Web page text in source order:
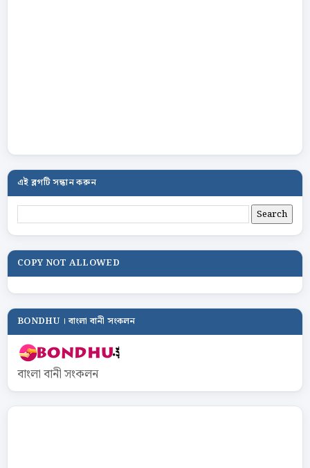
এই ব্লগটি সন্ধান করুন
COPY NOT ALLOWED
BONDHU । বাংলা বানী সংকলন
বাংলা বানী সংকলন